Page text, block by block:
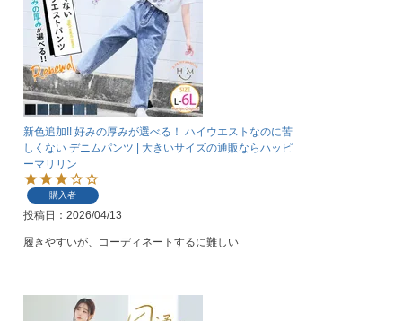
新色追加!! 好みの厚みが選べる！ ハイウエストなのに苦
しくない デニムパンツ | 大きいサイズの通販ならハッピ
ーマリリン
購入者
投稿日 2026/04/13
履きやすいが、コーディネートするに難しい